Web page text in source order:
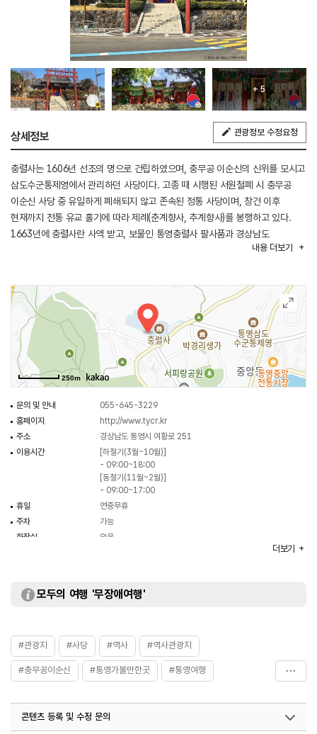
+ 5
상세정보 관광정보 수정요청
충렬사는 1606년 선조의 명으로 건립하였으며, 충무공 이순신의 신위를 모시고
삼도수군통제영에서 관리하던 사당이다. 고종 때 시행된 서원철폐 시 충무공
이순신 사당 중 유일하게 폐쇄되지 않고 존속된 정통 사당이며, 창건 이후
현재까지 전통 유교 홀기에 따라 제례(춘계향사, 추계향사)를 봉행하고 있다.
1663년에 충렬사란 사액 받고, 보물인 통영충렬사 팔사품과 경상남도
유형문화유산 통영 충렬묘비를 소장하고 있다. 충렬사에는 수군진법 훈련도인
발간된 충무공전서, 1733년 작성된 제향홀기 등의 유물을 소장 및 전시하고
있다.
내용 더보기
250m
문의 및 안내
055-645-3229
홈페이지
http://www.tycr.kr
주소
경상남도 통영시 여황로 251
이용시간
[하절기(3월~10월)]
- 09:00~18:00
[동절기(11월~2월)]
- 09:00~17:00
휴일
연중무휴
주차
가능
화장실
있음
- 어린이 500원
- 어린이 400원
※ 자세한 사항은 홈페이지 참조
더보기
모두의 여행 '무장애여행'
#관광지 #사당 #역사 #역사관광지
#충무공이순신 #통영가볼만한곳 #통영여행
콘텐츠 등록 및 수정 문의